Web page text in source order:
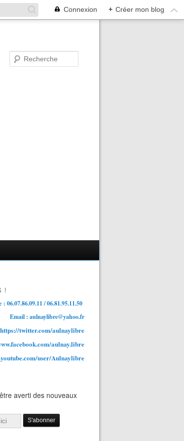
Connexion + Créer mon blog
!
: 06.07.86.09.11 / 06.81.95.11.50
Email : aulnaylibre@yahoo.fr
https://twitter.com/aulnaylibre
aulnay.libre
user/Aulnaylibre
averti des nouveaux